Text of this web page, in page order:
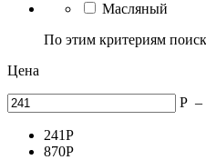
Масляный
По этим критериям
Цена
Р –
241Р
870Р